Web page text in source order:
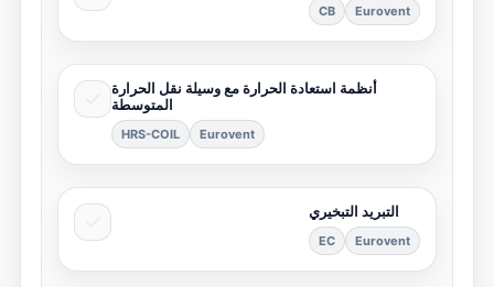
Eurovent
CB
أنظمة استعادة الحرارة مع وسيلة نقل الحرارة
المتوسطة
Eurovent
HRS-COIL
التبريد التبخيري
Eurovent
EC